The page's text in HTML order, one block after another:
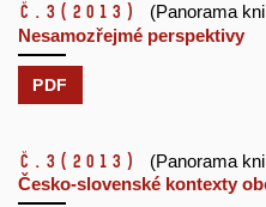
č.3 (2013)
(Panorama
Nesamozřejmé perspektivy
PDF
č.3 (2013)
(Panorama
Česko-slovenské kontexty